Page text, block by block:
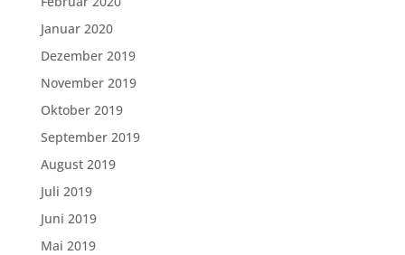
Januar 2020
Dezember 2019
November 2019
Oktober 2019
September 2019
August 2019
Juli 2019
Juni 2019
Mai 2019